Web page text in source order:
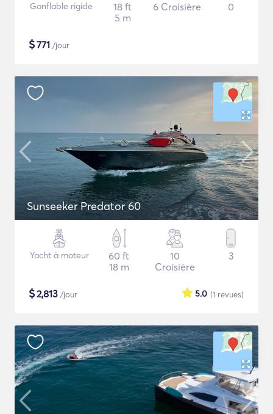
Gonflable rigide
18 ft
5 m
6 Croisière 0
$771 /jour
Sunseeker Predator 60
Yacht à moteur
60 ft
18 m
10
Croisière
3
$2,813 /jour (1 revues)
5.0